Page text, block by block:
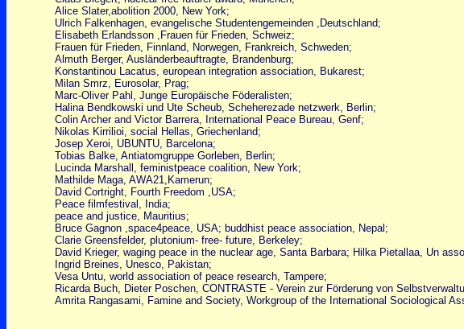
Alice Slater,abolition 2000, New York;
Ulrich Falkenhagen, evangelische Studentengemeinden ,Deutschland;
Elisabeth Erlandsson ,Frauen für Frieden, Schweiz;
Frauen für Frieden, Finnland, Norwegen, Frankreich, Schweden;
Almuth Berger, Ausländerbeauftragte, Brandenburg;
Konstantinou Lacatus, european integration association, Bukarest;
Milan Smrz, Eurosolar, Prag;
Marc-Oliver Pahl, Junge Europäische Föderalisten;
Halina Bendkowski und Ute Scheub, Scheherezade netzwerk, Berlin;
Colin Archer and Victor Barrera, International Peace Bureau, Genf;
Nikolas Kirrilioi, social Hellas, Griechenland;
Josep Xeroi, UBUNTU, Barcelona;
Tobias Balke, Antiatomgruppe Gorleben, Berlin;
Lucinda Marshall, feministpeace coalition, New York;
Mathilde Maga, AWA21,Kamerun;
David Cortright, Fourth Freedom ,USA;
Peace filmfestival, India;
peace and justice, Mauritius;
Bruce Gagnon ,space4peace, USA; buddhist peace association, Nepal;
Clarie Greensfelder, plutonium- free- future, Berkeley;
David Krieger, waging peace in the nuclear age, Santa Barbara; Hilka Pietallaa, Un
Ingrid Breines, Unesco, Pakistan;
Vesa Untu, world association of peace research, Tampere;
Ricarda Buch, Dieter Poschen, CONTRASTE - Verein zur Förderung von
Amrita Rangasami, Famine and Society, Workgroup of the International Sociological